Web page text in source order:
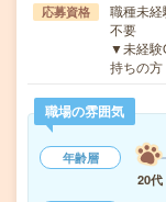
応募資格
職種未経
不要
▼未経験
持ちの
職場の雰囲気
年齢層
20代